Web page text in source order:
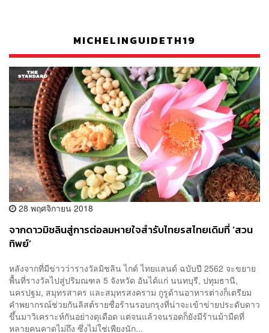
MICHELINGUIDETH19
28 พฤศจิกายน 2018
จากดาวมิชลินสู่การต่อลมหายใจสำรับไทยรสไทยเดิมที่ ‘สวน
ทิพย์’
หลังจากที่มีข่าวว่ารางวัลมิชลิน ไกด์ ไทยแลนด์ ฉบับปี 2562 จะขยาย
พื้นที่รางวัลไปสู่ปริมณฑล 5 จังหวัด อันได้แก่ นนทบุรี, ปทุมธานี,
นครปฐม, สมุทรสาคร และสมุทรสงคราม กูรูด้านอาหารต่างก็เตรียม
คำพยากรณ์ช่วยกันลิสต์รายชื่อร้านรอบกรุงที่น่าจะเข้าข่ายประดับดาว
ขึ้นมาวิเคราะห์กันอย่างดุเดือด แต่จนแล้วจนรอดก็ยังมีร้านม้ามืดที่
หลายคนคาดไม่ถึง ซึ่งไม่ใช่เพียงนัก...